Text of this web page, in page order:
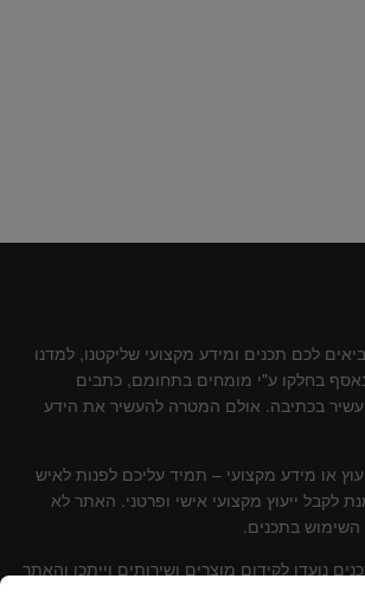
לכם תכנים ומידע מקצועי שליקטנו, למדנו
בחלקו ע"י מומחים בתחומם, כתבים
עשיר בכתיבה. אולם המטרה להעשיר את הידע
או מידע מקצועי – תמיד עליכם לפנות לאיש
לקבל ייעוץ מקצועי אישי ופרטני. האתר לא
בתכנים.
נועדו לקידום מוצרים ושירותים וייתכן והאתר